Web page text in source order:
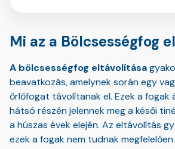
Mi az a Bölcsességfog
A bölcsességfog eltávolítása
beavatkozás, amelynek során egy
őrlőfogat távolítanak el. Ezek a fogak
hátsó részén jelennek meg a késői
a húszas évek elején. Az eltávolítás
ezek a fogak nem tudnak